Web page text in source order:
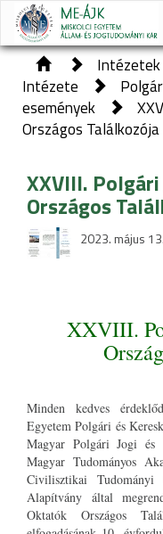
Intézetek
Intézete
események
Országos
XXVIII.
Országos
2023. május
XXVIII.
Minden kedves
Egyetem Polgári és
Magyar Polgári Jogi és
Magyar Tudományos
Civilisztikai
Alapítvány által
Oktatók Országos